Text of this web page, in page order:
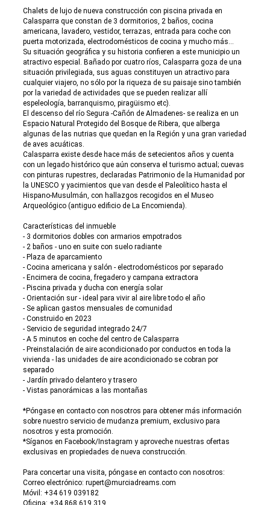
Chalets de lujo de nueva construcción con piscina privada en
Calasparra que constan de 3 dormitorios, 2 baños, cocina
americana, lavadero, vestidor, terrazas, entrada para coche con
puerta motorizada, electrodomésticos de cocina y mucho más...
Su situación geográfica y su historia confieren a este municipio un
atractivo especial. Bañado por cuatro ríos, Calasparra goza de una
situación privilegiada, sus aguas constituyen un atractivo para
cualquier viajero, no sólo por la riqueza de su paisaje sino también
por la variedad de actividades que se pueden realizar allí
espeleología, barranquismo, piragüismo etc).
El descenso del río Segura -Cañón de Almadenes- se realiza en un
Espacio Natural Protegido del Bosque de Ribera, que alberga
algunas de las nutrias que quedan en la Región y una gran variedad
de aves acuáticas.
Calasparra existe desde hace más de setecientos años y cuenta
con un legado histórico que aún conserva el turismo actual; cuevas
con pinturas rupestres, declaradas Patrimonio de la Humanidad por
la UNESCO y yacimientos que van desde el Paleolítico hasta el
Hispano-Musulmán, con hallazgos recogidos en el Museo
Arqueológico (antiguo edificio de La Encomienda).
Características del inmueble
- 3 dormitorios dobles con armarios empotrados
- 2 baños - uno en suite con suelo radiante
- Plaza de aparcamiento
- Cocina americana y salón - electrodomésticos por separado
- Encimera de cocina, fregadero y campana extractora
- Piscina privada y ducha con energía solar
- Orientación sur - ideal para vivir al aire libre todo el año
- Se aplican gastos mensuales de comunidad
- Construido en 2023
- Servicio de seguridad integrado 24/7
- A 5 minutos en coche del centro de Calasparra
- Preinstalación de aire acondicionado por conductos en toda la
vivienda - las unidades de aire acondicionado se cobran por
separado
- Jardín privado delantero y trasero
- Vistas panorámicas a las montañas
*Póngase en contacto con nosotros para obtener más información
sobre nuestro servicio de mudanza premium, exclusivo para
nosotros y esta promoción.
*Síganos en Facebook/Instagram y aproveche nuestras ofertas
exclusivas en propiedades de nueva construcción.
Para concertar una visita, póngase en contacto con nosotros:
Correo electrónico: rupert@murciadreams.com
Móvil: +34 619 039182
Oficina: +34 868 619 319